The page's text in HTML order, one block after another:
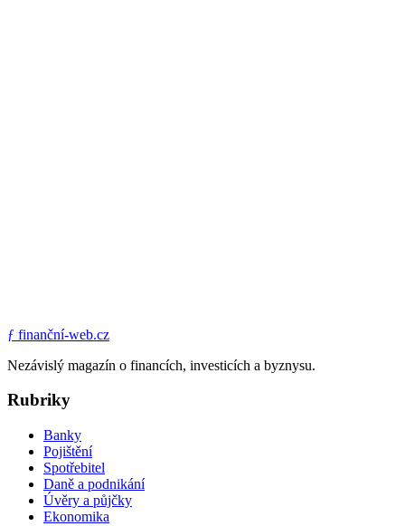
ƒ finanční-web.cz
Nezávislý magazín o financích, investicích a byznysu.
Rubriky
Banky
Pojištění
Spotřebitel
Daně a podnikání
Úvěry a půjčky
Ekonomika